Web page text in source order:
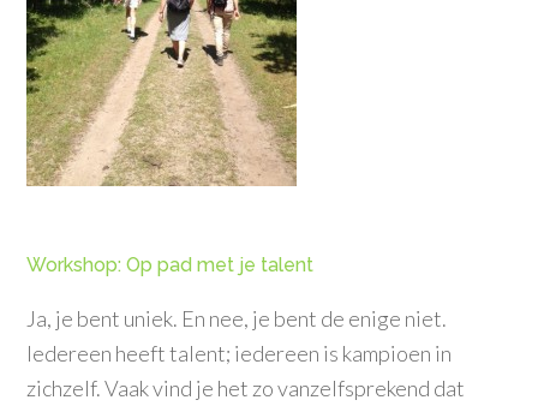
Workshop: Op pad met je talent
Ja, je bent uniek. En nee, je bent de enige niet.
Iedereen heeft talent; iedereen is kampioen in
zichzelf. Vaak vind je het zo vanzelfsprekend dat